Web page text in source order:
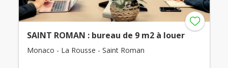
SAINT ROMAN : bureau de 9 m2 à louer
Monaco - La Rousse - Saint Roman